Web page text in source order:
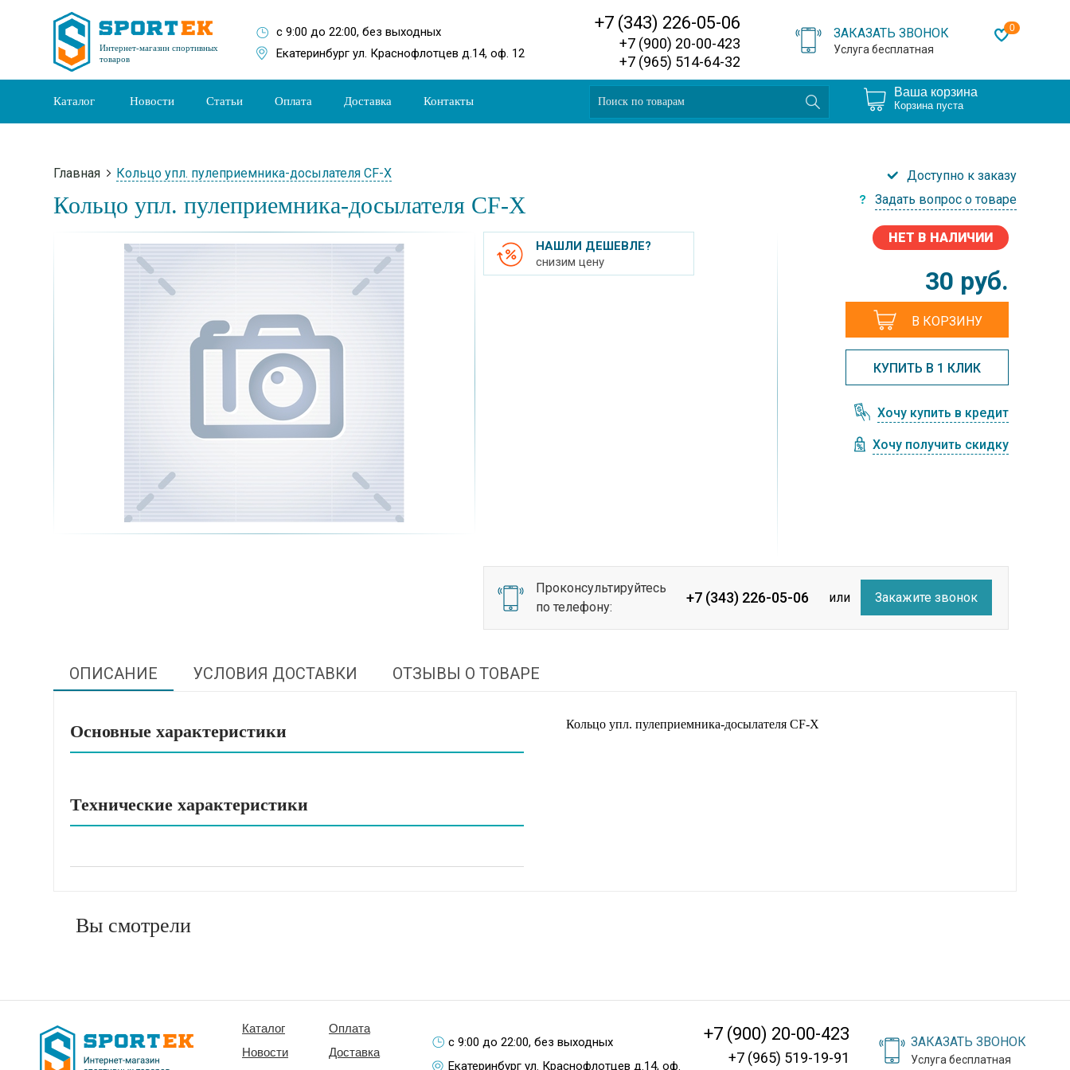
Интернет-магазин спортивных
товаров
с 9:00 до 22:00, без выходных
Екатеринбург ул. Краснофлотцев д.14, оф. 12
+7 (343) 226-05-06
+7 (900) 20-00-423
+7 (965) 514-64-32
ЗАКАЗАТЬ ЗВОНОК
Услуга бесплатная
0
Каталог Новости Статьи Оплата Доставка Контакты
Ваша корзина
Корзина пуста
Главная Кольцо упл. пулеприемника-досылателя CF-X
Кольцо упл. пулеприемника-досылателя CF-X
Доступно к заказу
Задать вопрос о товаре
НАШЛИ ДЕШЕВЛЕ?
снизим цену
НЕТ В НАЛИЧИИ
30 руб.
В КОРЗИНУ
КУПИТЬ В 1 КЛИК
Хочу купить в кредит
Хочу получить скидку
Проконсультируйтесь
по телефону:
+7 (343) 226-05-06 или Закажите звонок
ОПИСАНИЕ УСЛОВИЯ ДОСТАВКИ ОТЗЫВЫ О ТОВАРЕ
Кольцо упл. пулеприемника-досылателя CF-X
Основные характеристики
Технические характеристики
Вы смотрели
Каталог
Новости
Оплата
Доставка
с 9:00 до 22:00, без выходных
Екатеринбург ул. Краснофлотцев д.14, оф.
+7 (900) 20-00-423
+7 (965) 519-19-91
ЗАКАЗАТЬ ЗВОНОК
Услуга бесплатная